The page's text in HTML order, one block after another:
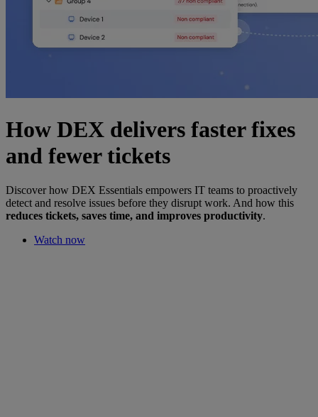
How DEX delivers faster fixes
and fewer tickets
Discover how DEX Essentials empowers IT teams to proactively
detect and resolve issues before they disrupt work. And how this
reduces tickets, saves time, and improves productivity.
Watch now